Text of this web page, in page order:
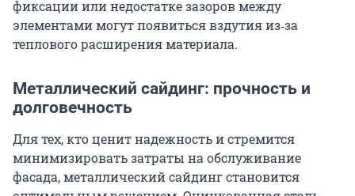
фиксации или недостатке зазоров между
элементами могут появиться вздутия из‑за
теплового расширения материала.
Металлический сайдинг: прочность и
долговечность
Для тех, кто ценит надежность и стремится
минимизировать затраты на обслуживание
фасада, металлический сайдинг становится